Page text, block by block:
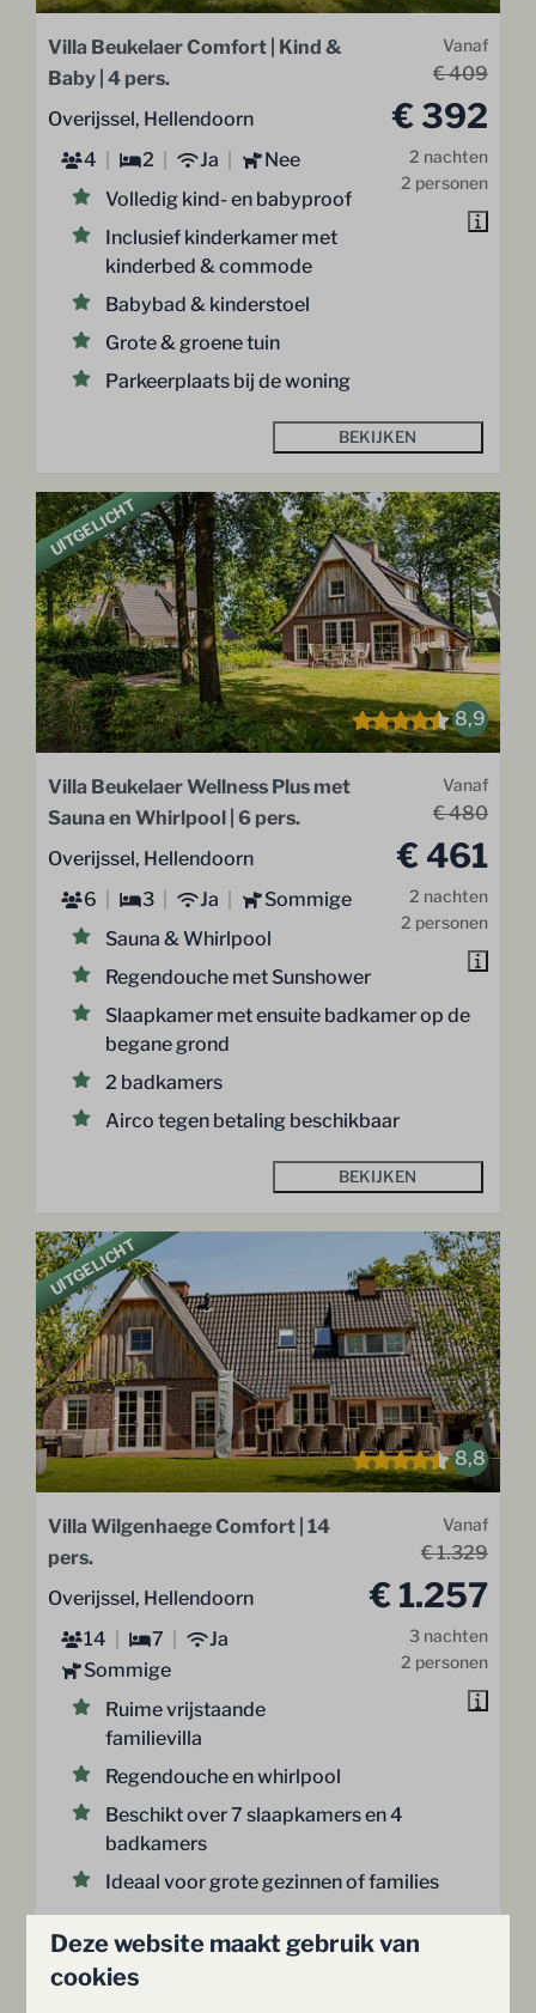
Vanaf
€ 409
€ 392
2 nachten
2 personen
Villa Beukelaer Comfort | Kind &
Baby | 4 pers.
Overijssel, Hellendoorn
4
2 Ja
Nee
Volledig kind- en babyproof
Inclusief kinderkamer met
kinderbed & commode
Babybad & kinderstoel
Grote & groene tuin
Parkeerplaats bij de woning
BEKIJKEN
UITGELICHT
8,9
Vanaf
€ 480
€ 461
2 nachten
2 personen
Villa Beukelaer Wellness Plus met
Sauna en Whirlpool | 6 pers.
Overijssel, Hellendoorn
6
3 Ja
Sommige
Sauna & Whirlpool
Regendouche met Sunshower
Slaapkamer met ensuite badkamer op de
begane grond
2 badkamers
Airco tegen betaling beschikbaar
BEKIJKEN
UITGELICHT
8,8
Vanaf
€ 1.329
€ 1.257
3 nachten
2 personen
Villa Wilgenhaege Comfort | 14
pers.
Overijssel, Hellendoorn
14
7
Ja
Sommige
Ruime vrijstaande
familievilla
Regendouche en whirlpool
Beschikt over 7 slaapkamers en 4
badkamers
Ideaal voor grote gezinnen of families
BEKIJKEN
Deze website maakt gebruik van
cookies